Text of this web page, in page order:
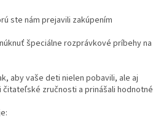
ste nám prejavili zakúpením
špeciálne rozprávkové príbehy na
aby vaše deti nielen pobavili, ale aj
zručnosti a prinášali hodnotné